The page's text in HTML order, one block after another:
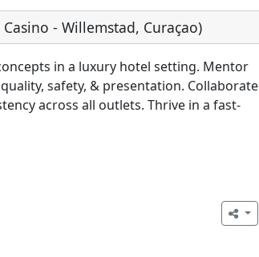
- Willemstad, Curaçao)
in a luxury hotel setting. Mentor
safety, & presentation. Collaborate
across all outlets. Thrive in a fast-